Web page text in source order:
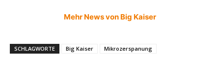
Mehr News von Big Kaiser
SCHLAGWORTE Big Kaiser Mikrozerspanung